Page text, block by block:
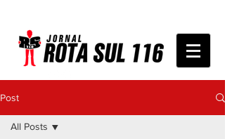
Post
All Posts